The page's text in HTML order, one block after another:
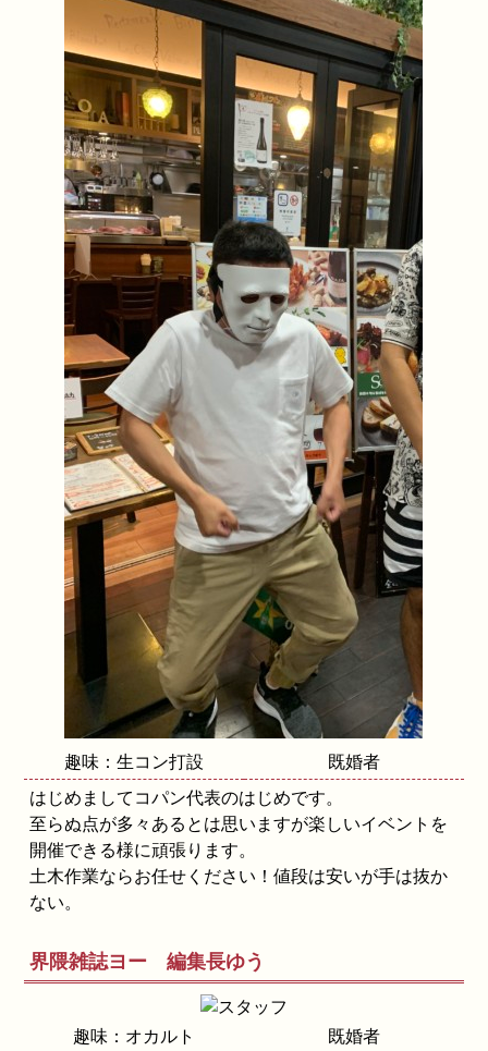
趣味：生コン打設
既婚者
はじめましてコパン代表のはじめです。
至らぬ点が多々あるとは思いますが楽しいイベントを
開催できる様に頑張ります。
土木作業ならお任せください！値段は安いが手は抜か
ない。
界隈雑誌ヨー 編集長ゆう
趣味：オカルト
既婚者